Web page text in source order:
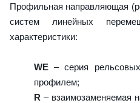
Профильная направляющая
систем линейных
характеристики:
WE – серия
профилем;
R – взаимозаменяемая